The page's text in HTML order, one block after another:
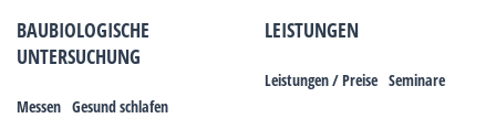
BAUBIOLOGISCHE
UNTERSUCHUNG
Messen Gesund schlafen
LEISTUNGEN
Leistungen / Preise Seminare